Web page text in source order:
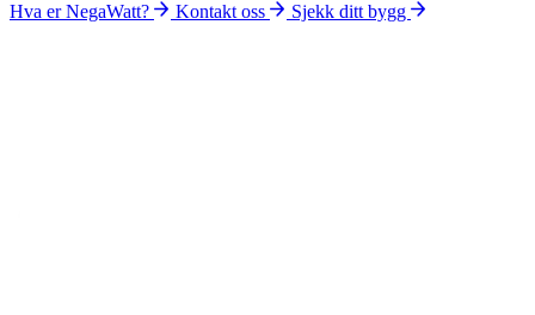
Hva er NegaWatt? Kontakt oss Sjekk ditt bygg